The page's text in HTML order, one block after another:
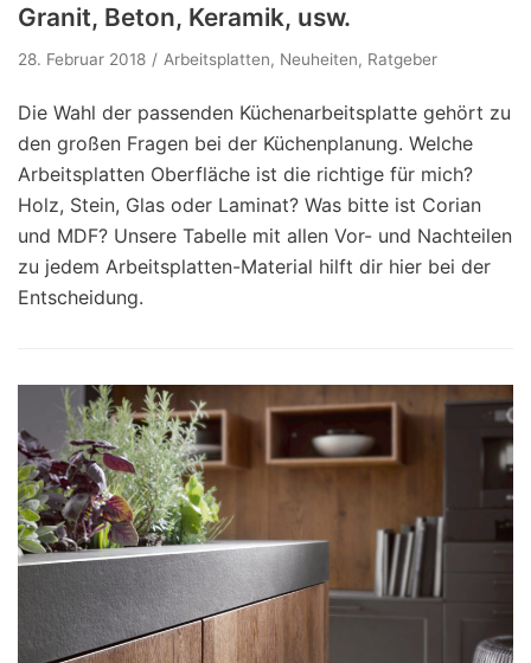
Granit, Beton, Keramik, usw.
28. Februar 2018 Arbeitsplatten, Neuheiten, Ratgeber
Die Wahl der passenden Küchenarbeitsplatte gehört zu
den großen Fragen bei der Küchenplanung. Welche
Arbeitsplatten Oberfläche ist die richtige für mich?
Holz, Stein, Glas oder Laminat? Was bitte ist Corian
und MDF? Unsere Tabelle mit allen Vor- und Nachteilen
zu jedem Arbeitsplatten-Material hilft dir hier bei der
Entscheidung.